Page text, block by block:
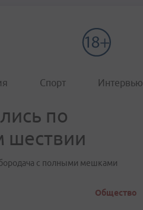
Спорт Интервью
по
шествии
с полными мешками
Общество